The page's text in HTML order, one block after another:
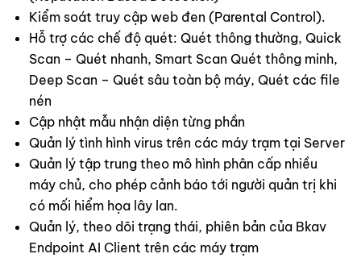
Kiểm soát truy cập web đen (Parental Control).
Hỗ trợ các chế độ quét: Quét thông thường, Quick
Scan – Quét nhanh, Smart Scan Quét thông minh,
Deep Scan – Quét sâu toàn bộ máy, Quét các file
nén
Cập nhật mẫu nhận diện từng phần
Quản lý tình hình virus trên các máy trạm tại Server
Quản lý tập trung theo mô hình phân cấp nhiều
máy chủ, cho phép cảnh báo tới người quản trị khi
có mối hiểm họa lây lan.
Quản lý, theo dõi trạng thái, phiên bản của Bkav
Endpoint AI Client trên các máy trạm